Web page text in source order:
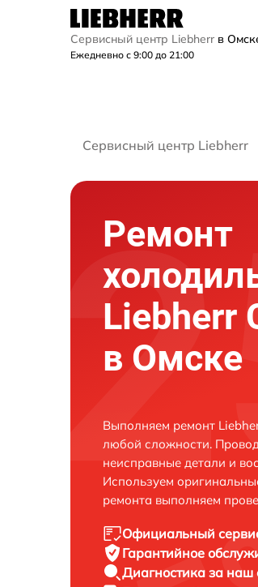
Сервисный центр Liebherr в
Ежедневно с 9:00 до 21:00
Сервисный центр Liebherr
Ремонт
Liebherr
в Омске
Выполняем ремонт
любой сложности.
неисправные детали и
Используем
ремонта выполняем
Официальный
Гарантийное
Диагностика за наш